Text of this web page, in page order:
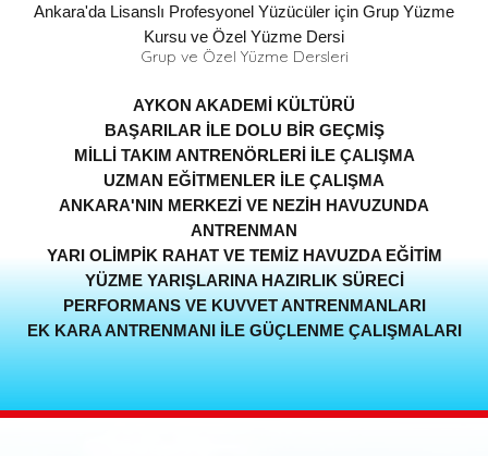
Ankara'da Lisanslı Profesyonel Yüzücüler için Grup Yüzme
Kursu ve Özel Yüzme Dersi
Grup ve Özel Yüzme Dersleri
AYKON AKADEMİ KÜLTÜRÜ
BAŞARILAR İLE DOLU BİR GEÇMİŞ
MİLLİ TAKIM ANTRENÖRLERİ İLE ÇALIŞMA
UZMAN EĞİTMENLER İLE ÇALIŞMA
ANKARA'NIN MERKEZİ VE NEZİH HAVUZUNDA
ANTRENMAN
YARI OLİMPİK RAHAT VE TEMİZ HAVUZDA EĞİTİM
YÜZME YARIŞLARINA HAZIRLIK SÜRECİ
PERFORMANS VE KUVVET ANTRENMANLARI
EK KARA ANTRENMANI İLE GÜÇLENME ÇALIŞMALARI